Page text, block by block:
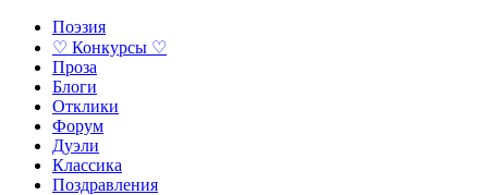
Поэзия
♡ Конкурсы ♡
Проза
Блоги
Отклики
Форум
Дуэли
Классика
Поздравления